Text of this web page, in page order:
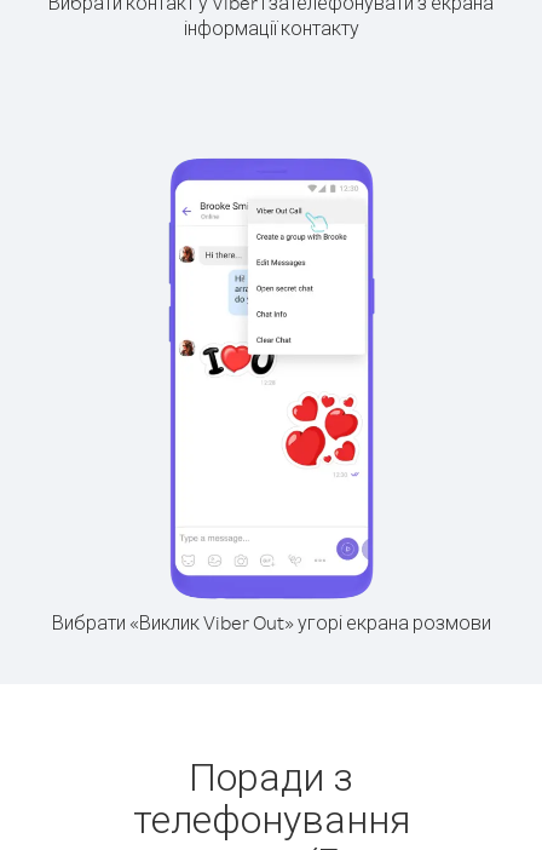
інформації контакту
Вибрати «Виклик Viber Out» угорі екрана розмови
Поради з
телефонування